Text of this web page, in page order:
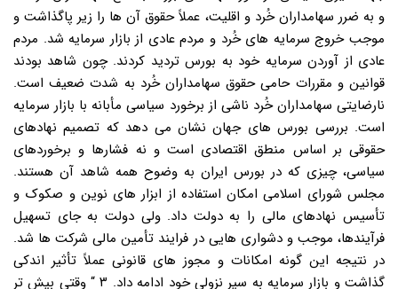
و به ضرر سهامداران خُرد و اقلیت، عملاً حقوق آن ها را زیر پاگذاشت و
موجب خروج سرمایه های خُرد و مردم عادی از بازار سرمایه شد. مردم
عادی از آوردن سرمایه خود به بورس تردید کردند. چون شاهد بودند
قوانین و مقررات حامی حقوق سهامداران خُرد به شدت ضعیف است.
نارضایتی سهامداران خُرد ناشی از برخورد سیاسی مأبانه با بازار سرمایه
است. بررسی بورس های جهان نشان می دهد که تصمیم نهادهای
حقوقی بر اساس منطق اقتصادی است و نه فشارها و برخوردهای
سیاسی، چیزی که در بورس ایران به وضوح همه شاهد آن هستند.
مجلس شورای اسلامی امکان استفاده از ابزار های نوین و صکوک و
تأسیس نهادهای مالی را به دولت داد. ولی دولت به جای تسهیل
فرآیندها، موجب و دشواری هایی در فرایند تأمین مالی شرکت ها شد.
در نتیجه این گونه امکانات و مجوز های قانونی عملاً تأثیر اندکی
گذاشت و بازار سرمایه به سیر نزولی خود ادامه داد. ۳ “ وقتی بیش تر